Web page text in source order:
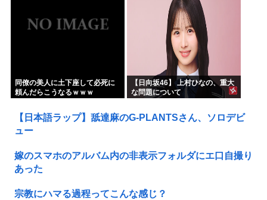
同僚の美人に土下座して必死に
頼んだらこうなるｗｗｗ
【日向坂46】 上村ひなの、重大
な問題について
【日本語ラップ】舐達麻のG-PLANTSさん、ソロデビ
ュー
嫁のスマホのアルバム内の非表示フォルダにエ口自撮り
あった
宗教にハマる過程ってこんな感じ？